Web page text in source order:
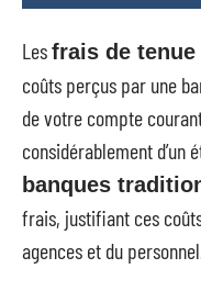
Lesfrais de
coûts perçus par une
de votre compte
considérablement d’un
banques
frais, justifiant ces
agences et du personnel.